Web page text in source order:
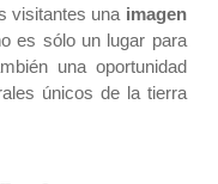
visitantes una imagen
es sólo un lugar para
una oportunidad
únicos de la tierra